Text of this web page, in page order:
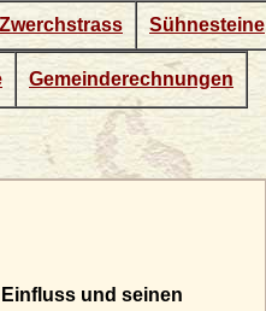
und seinen
Zwerchstrass Sühnesteine
Gemeinderechnungen